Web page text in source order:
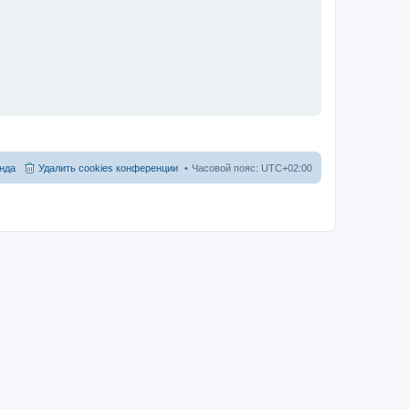
Часовой пояс: UTC+02:00
Удалить cookies конференции